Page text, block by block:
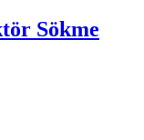
Sökme